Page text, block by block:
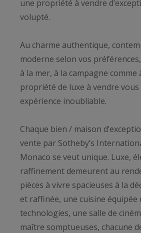
une propriété à vendre
volupté.
Au charme authentique,
moderne selon vos
à la mer, à la campagne comme
propriété de luxe à vendre
expérience inoubliable.
Chaque bien / maison
vente par Sotheby’s
Monaco se veut unique. Luxe,
raffinement demeurent au
pièces à vivre spacieuses à la
et raffinée, une cuisine équipée
technologies, une salle de
maître somptueuses, chacune